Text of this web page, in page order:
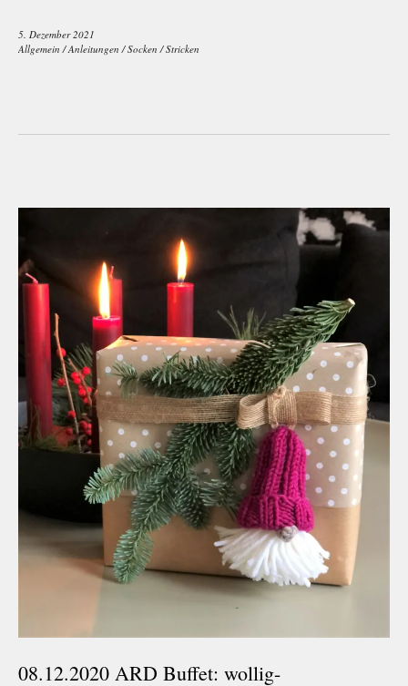
5. Dezember 2021
Allgemein /Anleitungen /Socken /Stricken
08.12.2020 ARD Buffet: wollig-